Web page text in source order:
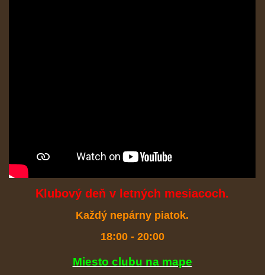
Klubový deň v letných mesiacoch.
Každý nepárny piatok.
18:00 - 20:00
Miesto clubu na mape